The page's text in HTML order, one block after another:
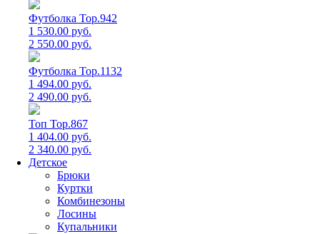
Футболка Top.942
1 530.00 руб.
2 550.00 руб.
Футболка Top.1132
1 494.00 руб.
2 490.00 руб.
Топ Top.867
1 404.00 руб.
2 340.00 руб.
Детское
Брюки
Куртки
Комбинезоны
Лосины
Купальники